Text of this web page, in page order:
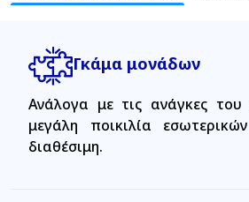
Γκάμα μονάδων
Ανάλογα με τις ανάγκες
μεγάλη ποικιλία
διαθέσιμη.